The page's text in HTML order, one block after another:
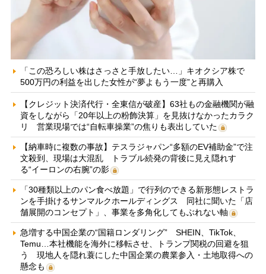
「この恐ろしい株はさっさと手放したい…」キオクシア株で
500万円の利益を出した女性が“夢よもう一度”と再購入
【クレジット決済代行・全東信が破産】63社もの金融機関が融
資をしながら「20年以上の粉飾決算」を見抜けなかったカラク
リ 営業現場では“自転車操業”の焦りも表出していた
【納車時に複数の事故】テスラジャパン“多額のEV補助金”で注
文殺到、現場は大混乱 トラブル続発の背後に見え隠れす
る“イーロンの右腕”の影
「30種類以上のパン食べ放題」で行列のできる新形態レストラ
ンを手掛けるサンマルクホールディングス 同社に聞いた「店
舗展開のコンセプト」、事業を多角化してもぶれない軸
急増する中国企業の“国籍ロンダリング” SHEIN、TikTok、
Temu…本社機能を海外に移転させ、トランプ関税の回避を狙
う 現地人を隠れ蓑にした中国企業の農業参入・土地取得への
懸念も